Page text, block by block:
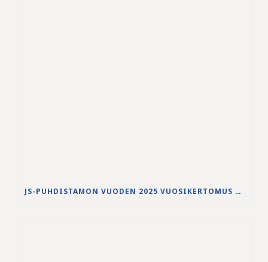
JS-PUHDISTAMON VUODEN 2025 VUOSIKERTOMUS ON JULKAISTU